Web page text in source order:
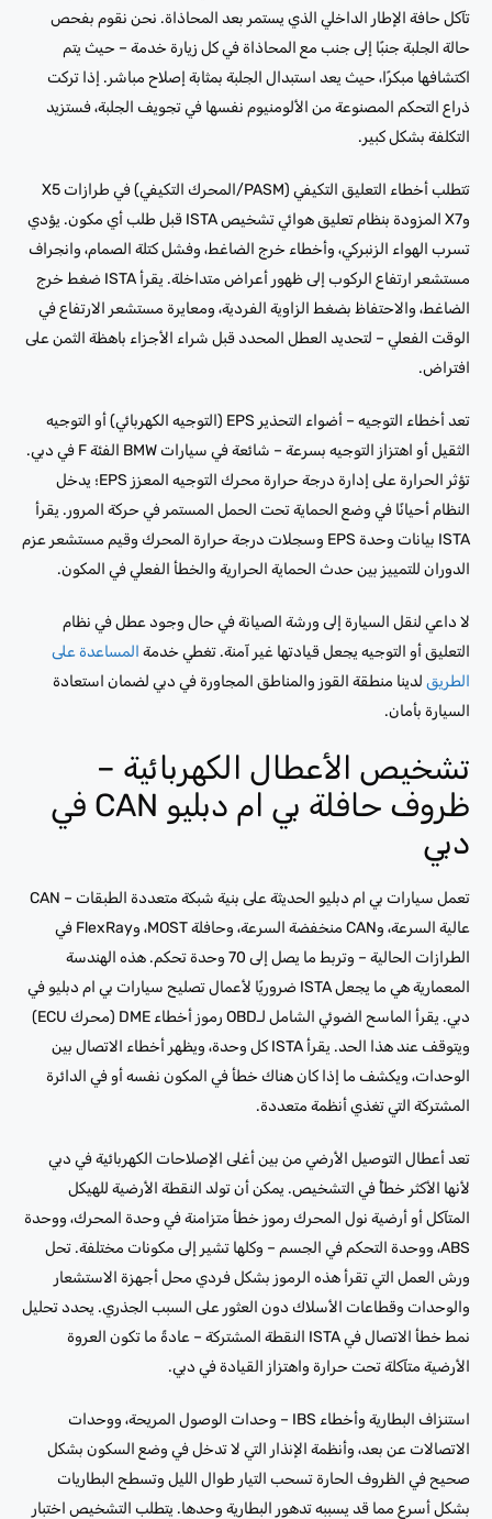
تآكل حافة الإطار الداخلي الذي يستمر بعد المحاذاة. نحن نقوم بفحص
حالة الجلبة جنبًا إلى جنب مع المحاذاة في كل زيارة خدمة – حيث يتم
اكتشافها مبكرًا، حيث يعد استبدال الجلبة بمثابة إصلاح مباشر. إذا تركت
ذراع التحكم المصنوعة من الألومنيوم نفسها في تجويف الجلبة، فستزيد
التكلفة بشكل كبير.
تتطلب أخطاء التعليق التكيفي (PASM/المحرك التكيفي) في طرازات X5
وX7 المزودة بنظام تعليق هوائي تشخيص ISTA قبل طلب أي مكون. يؤدي
تسرب الهواء الزنبركي، وأخطاء خرج الضاغط، وفشل كتلة الصمام، وانجراف
مستشعر ارتفاع الركوب إلى ظهور أعراض متداخلة. يقرأ ISTA ضغط خرج
الضاغط، والاحتفاظ بضغط الزاوية الفردية، ومعايرة مستشعر الارتفاع في
الوقت الفعلي – لتحديد العطل المحدد قبل شراء الأجزاء باهظة الثمن على
افتراض.
تعد أخطاء التوجيه – أضواء التحذير EPS (التوجيه الكهربائي) أو التوجيه
الثقيل أو اهتزاز التوجيه بسرعة – شائعة في سيارات BMW الفئة F في دبي.
تؤثر الحرارة على إدارة درجة حرارة محرك التوجيه المعزز EPS؛ يدخل
النظام أحيانًا في وضع الحماية تحت الحمل المستمر في حركة المرور. يقرأ
ISTA بيانات وحدة EPS وسجلات درجة حرارة المحرك وقيم مستشعر عزم
الدوران للتمييز بين حدث الحماية الحرارية والخطأ الفعلي في المكون.
لا داعي لنقل السيارة إلى ورشة الصيانة في حال وجود عطل في نظام
التعليق أو التوجيه يجعل قيادتها غير آمنة. تغطي خدمة المساعدة على
الطريق لدينا منطقة القوز والمناطق المجاورة في دبي لضمان استعادة
السيارة بأمان.
تشخيص الأعطال الكهربائية –
ظروف حافلة بي ام دبليو CAN في
دبي
تعمل سيارات بي ام دبليو الحديثة على بنية شبكة متعددة الطبقات – CAN
عالية السرعة، وCAN منخفضة السرعة، وحافلة MOST، وFlexRay في
الطرازات الحالية – وتربط ما يصل إلى 70 وحدة تحكم. هذه الهندسة
المعمارية هي ما يجعل ISTA ضروريًا لأعمال تصليح سيارات بي ام دبليو في
دبي. يقرأ الماسح الضوئي الشامل لـOBD رموز أخطاء DME (محرك ECU)
ويتوقف عند هذا الحد. يقرأ ISTA كل وحدة، ويظهر أخطاء الاتصال بين
الوحدات، ويكشف ما إذا كان هناك خطأ في المكون نفسه أو في الدائرة
المشتركة التي تغذي أنظمة متعددة.
تعد أعطال التوصيل الأرضي من بين أغلى الإصلاحات الكهربائية في دبي
لأنها الأكثر خطأً في التشخيص. يمكن أن تولد النقطة الأرضية للهيكل
المتآكل أو أرضية نول المحرك رموز خطأ متزامنة في وحدة المحرك، ووحدة
ABS، ووحدة التحكم في الجسم – وكلها تشير إلى مكونات مختلفة. تحل
ورش العمل التي تقرأ هذه الرموز بشكل فردي محل أجهزة الاستشعار
والوحدات وقطاعات الأسلاك دون العثور على السبب الجذري. يحدد تحليل
نمط خطأ الاتصال في ISTA النقطة المشتركة – عادةً ما تكون العروة
الأرضية متآكلة تحت حرارة واهتزاز القيادة في دبي.
استنزاف البطارية وأخطاء IBS – وحدات الوصول المريحة، ووحدات
الاتصالات عن بعد، وأنظمة الإنذار التي لا تدخل في وضع السكون بشكل
صحيح في الظروف الحارة تسحب التيار طوال الليل وتسطح البطاريات
بشكل أسرع مما قد يسببه تدهور البطارية وحدها. يتطلب التشخيص اختبار